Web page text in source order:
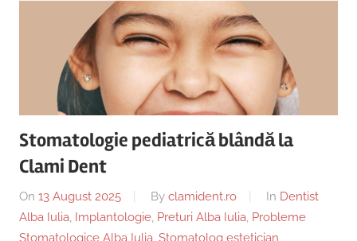
Stomatologie pediatrică blândă la
Clami Dent
On 13 August 2025 By clamident.ro In Dentist
Alba Iulia, Implantologie, Preturi Alba Iulia, Probleme
Stomatologice Alba Iulia, Stomatolog estetician,